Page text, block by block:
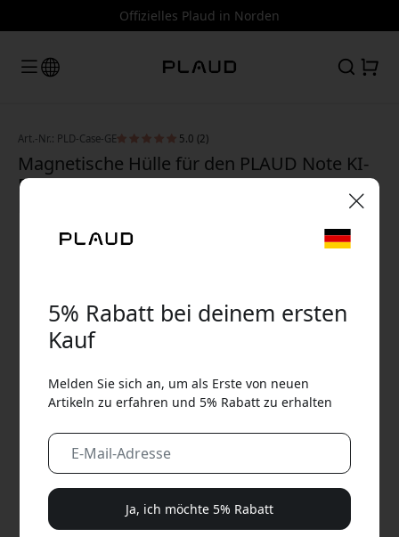
Offizielles Plaud in Norden
Art.-Nr.: PLD-Case-GE 5.0 (2)
Magnetische Hülle für den PLAUD Note KI-
Recorder aus Leder mit MagSafe-
5% Rabatt bei deinem ersten
Kauf
Melden Sie sich an, um als Erste von neuen
Artikeln zu erfahren und 5% Rabatt zu erhalten
Ja, ich möchte 5% Rabatt
🎉 Dein Rabattcode:
Verwende diesen Code an der Kasse, um 5%
Rabatt zu erhalten.